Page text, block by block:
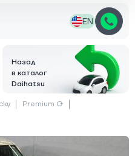
EN
Назад
в каталог
Daihatsu
Premium G